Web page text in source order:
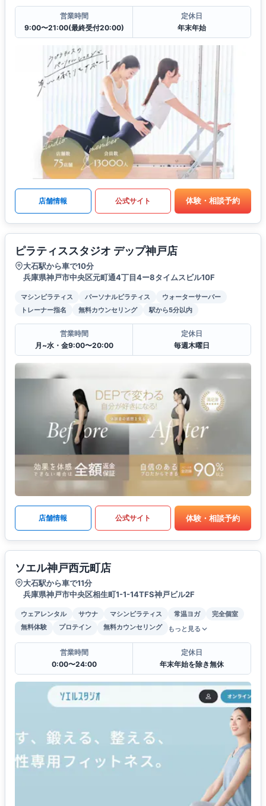
営業時間
9:00〜21:00(最終受付20:00)
定休日
年末年始
店舗情報 公式サイト 体験・相談予約
ピラティススタジオ デップ神戸店
大石駅から車で10分
兵庫県神戸市中央区元町通4丁目4ー8タイムスビル10F
マシンピラティス パーソナルピラティス
ウォーターサーバー
トレーナー指名
無料カウンセリング 駅から5分以内
営業時間
月~水・金9:00〜20:00
定休日
毎週木曜日
店舗情報 公式サイト 体験・相談予約
ソエル神戸西元町店
大石駅から車で11分
兵庫県神戸市中央区相生町1-1-14TFS神戸ビル2F
ウェアレンタル サウナ マシンピラティス 常温ヨガ
完全個室
無料体験
プロテイン 無料カウンセリング もっと見る
営業時間
0:00〜24:00
定休日
年末年始を除き無休